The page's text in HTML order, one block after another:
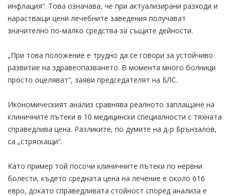
инфлация“. Това означава, че при актуализирани разходи и
нарастващи цени лечебните заведения получават
значително по-малко средства за същите дейности.
„При това положение е трудно да се говори за устойчиво
развитие на здравеопазването. В момента много болници
просто оцеляват“, заяви председателят на БЛС.
Икономическият анализ сравнява реалното заплащане на
клиничните пътеки в 10 медицински специалности с тяхната
справедлива цена. Разликите, по думите на д-р Брънзалов,
са „стряскащи“.
Като пример той посочи клиничните пътеки по нервни
болести, където средната цена на лечение е около 616
евро, докато справедливата стойност според анализа е